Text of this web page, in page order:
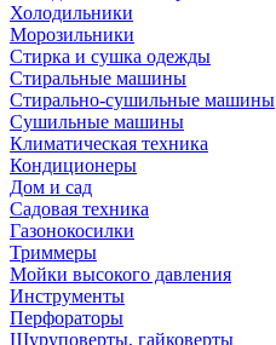
Холодильники
Морозильники
Стирка и сушка одежды
Стиральные машины
Стирально-сушильные машины
Сушильные машины
Климатическая техника
Кондиционеры
Дом и сад
Садовая техника
Газонокосилки
Триммеры
Мойки высокого давления
Инструменты
Перфораторы
Шуруповерты, гайковерты